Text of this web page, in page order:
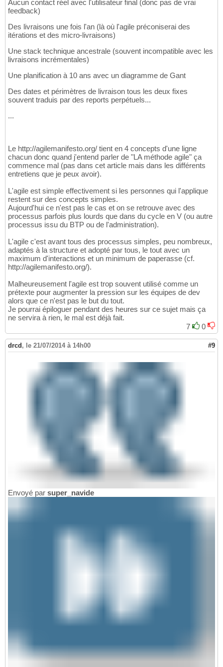
Aucun contact réel avec l'utilisateur final (donc pas de vrai
feedback)
Des livraisons une fois l'an (là où l'agile préconiserai des
itérations et des micro-livraisons)
Une stack technique ancestrale (souvent incompatible avec les
livraisons incrémentales)
Une planification à 10 ans avec un diagramme de Gant
Des dates et périmètres de livraison tous les deux fixes
souvent traduis par des reports perpétuels...
...
Le http://agilemanifesto.org/ tient en 4 concepts d'une ligne
chacun donc quand j'entend parler de "LA méthode agile" ça
commence mal (pas dans cet article mais dans les différents
entretiens que je peux avoir).
L'agile est simple effectivement si les personnes qui l'applique
restent sur des concepts simples.
Aujourd'hui ce n'est pas le cas et on se retrouve avec des
processus parfois plus lourds que dans du cycle en V (ou autre
processus issu du BTP ou de l'administration).
L'agile c'est avant tous des processus simples, peu nombreux,
adaptés à la structure et adopté par tous, le tout avec un
maximum d'interactions et un minimum de paperasse (cf.
http://agilemanifesto.org/).
Malheureusement l'agile est trop souvent utilisé comme un
prétexte pour augmenter la pression sur les équipes de dev
alors que ce n'est pas le but du tout.
Je pourrai épiloguer pendant des heures sur ce sujet mais ça
ne servira à rien, le mal est déjà fait.
7
0
drcd , le 21/07/2014 à 14h00 #9
Envoyé par super_navide